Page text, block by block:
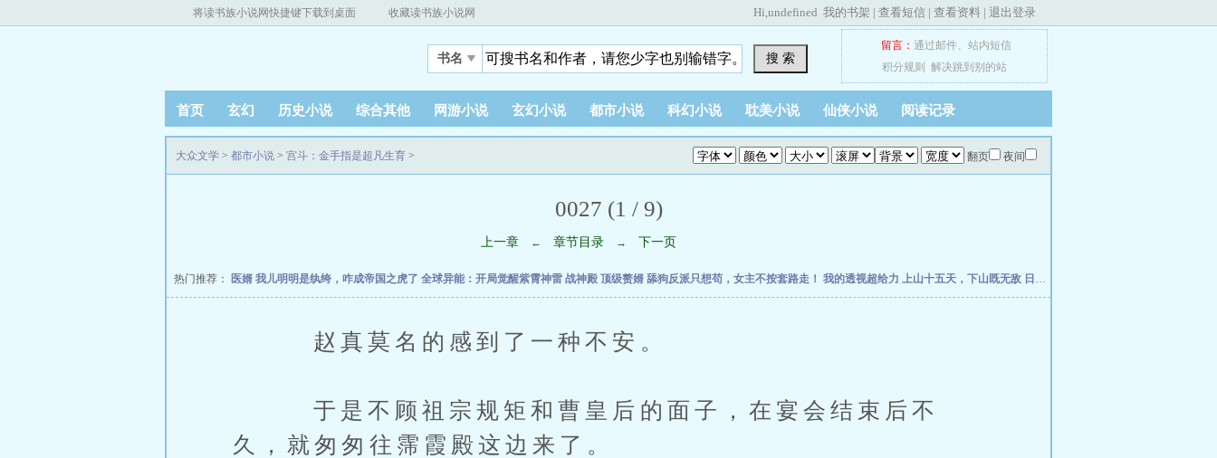
将读书族小说网快捷键下载到桌面 收藏读书族小说网 Hi,undefined 我的书架 | 查看短信 | 查看资料 | 退出登录
书名 搜 索
留言： 通过邮件、 站内短信
积分规则
解决跳到别的站
首页 玄幻 历史小说 综合其他 网游小说 玄幻小说 都市小说 科幻小说 耽美小说 仙侠小说 阅读记录
翻页 夜间
大众文学 > 都市小说 > 宫斗：金手指是超凡生育 >
0027 (1 / 9)
上一章 ← 章节目录 → 下一页
热门推荐： 医婿 我儿明明是纨绔，咋成帝国之虎了 全球异能：开局觉醒紫霄神雷 战神殿 顶级赘婿 舔狗反派只想苟，女主不按套路走！ 我的透视超给力 上山十五天，下山既无敌 日常系综影：我的超能力每季刷新
赵真莫名的感到了一种不安。
于是不顾祖宗规矩和曹皇后的面子，在宴会结束后不
久，就匆匆往霈霞殿这边来了。